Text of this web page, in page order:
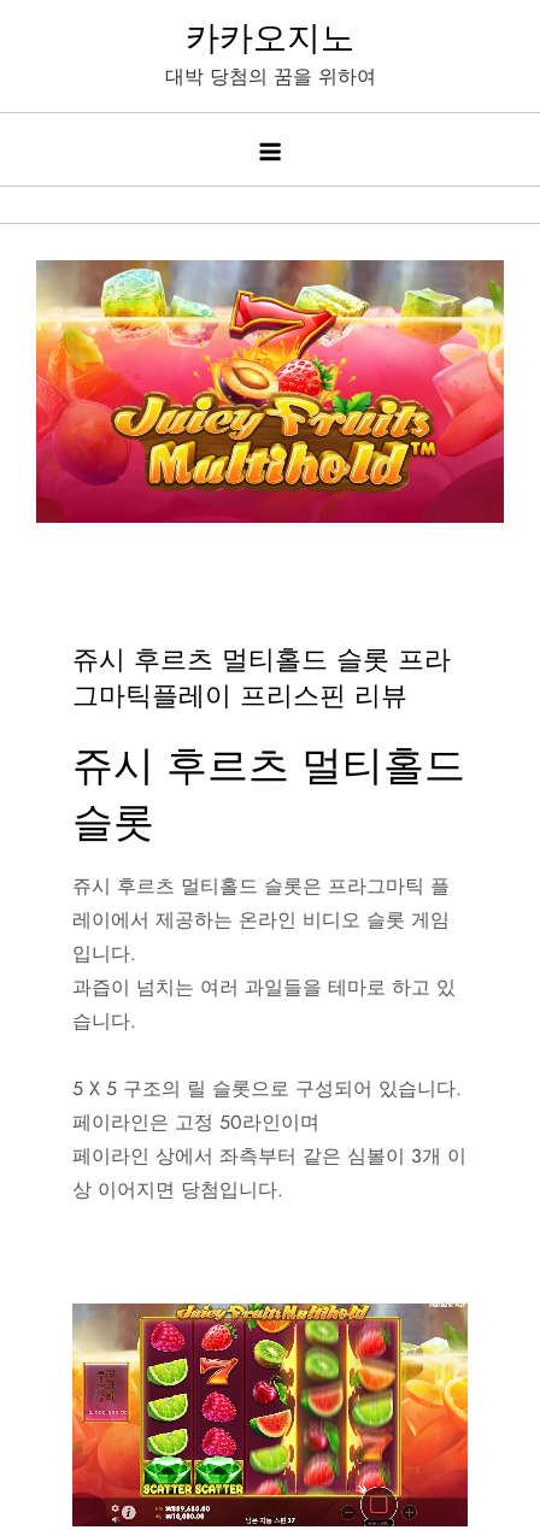
카카오지노
대박 당첨의 꿈을 위하여
쥬시 후르츠 멀티홀드 슬롯 프라
그마틱플레이 프리스핀 리뷰
쥬시 후르츠 멀티홀드
슬롯
쥬시 후르츠 멀티홀드 슬롯은 프라그마틱 플
레이에서 제공하는 온라인 비디오 슬롯 게임
입니다.
과즙이 넘치는 여러 과일들을 테마로 하고 있
습니다.
5 X 5 구조의 릴 슬롯으로 구성되어 있습니다.
페이라인은 고정 50라인이며
페이라인 상에서 좌측부터 같은 심볼이 3개 이
상 이어지면 당첨입니다.